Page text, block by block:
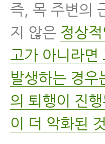
즉, 목 주변의
지 않은 정상
고가 아니라면
발생하는 경우
의 퇴행이 진
이 더 악화된 것